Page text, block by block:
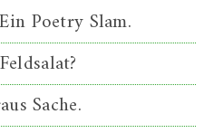
Poetry Slam.
Sache.